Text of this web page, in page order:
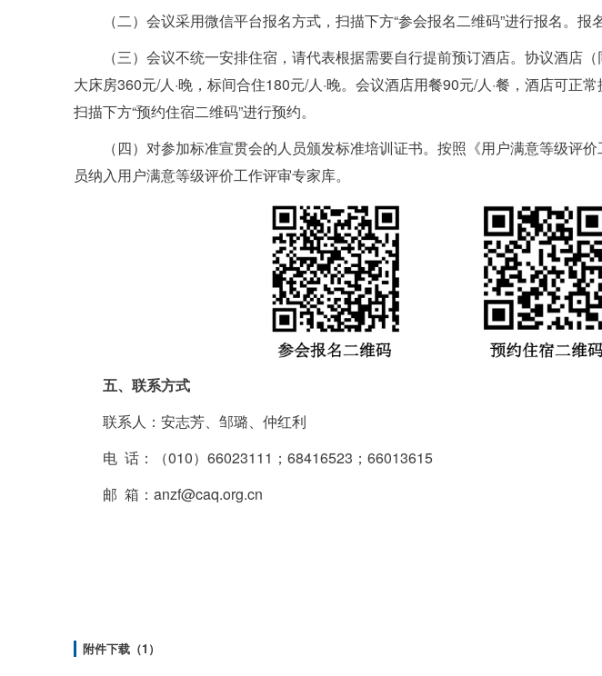
（二）会议采用微信平台报名方式，扫描下方“参会报名二维码”进行报名。报
（三）会议不统一安排住宿，请代表根据需要自行提前预订酒店。协议酒店
大床房360元/人·晚，标间合住180元/人·晚。会议酒店用餐90元/人·餐，酒店可正
扫描下方“预约住宿二维码”进行预约。
（四）对参加标准宣贯会的人员颁发标准培训证书。按照《用户满意等级评
员纳入用户满意等级评价工作评审专家库。
五、联系方式
联系人：安志芳、邹璐、仲红利
电 话：（010）66023111；68416523；66013615
邮 箱：anzf@caq.org.cn
附件下载（1）